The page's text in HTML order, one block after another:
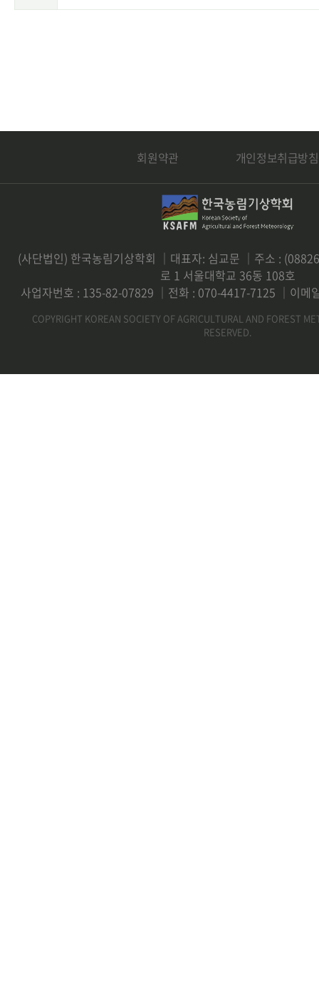
회원약관 개인정보취급방침
(사단법인) 한국농림기상학회 ｜대표자: 심교문 ｜주소 :
로 1 서울대학교 36동 108호
사업자번호 : 135-82-07829 ｜전화 : 070-4417-7125 ｜이
COPYRIGHT KOREAN SOCIETY OF AGRICULTURAL AND FOREST
RESERVED.